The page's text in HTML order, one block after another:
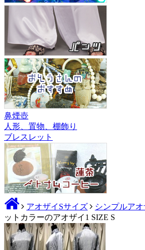
鼻煙壺
人形、置物、棚飾り
ブレスレット
アオザイSサイズ シンプルアオ
ットカラーのアオザイ1 SIZE S